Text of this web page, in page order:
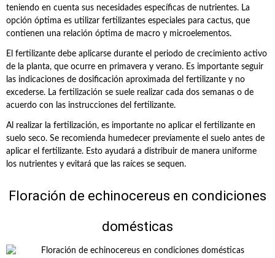
teniendo en cuenta sus necesidades específicas de nutrientes. La
opción óptima es utilizar fertilizantes especiales para cactus, que
contienen una relación óptima de macro y microelementos.
El fertilizante debe aplicarse durante el periodo de crecimiento activo
de la planta, que ocurre en primavera y verano. Es importante seguir
las indicaciones de dosificación aproximada del fertilizante y no
excederse. La fertilización se suele realizar cada dos semanas o de
acuerdo con las instrucciones del fertilizante.
Al realizar la fertilización, es importante no aplicar el fertilizante en
suelo seco. Se recomienda humedecer previamente el suelo antes de
aplicar el fertilizante. Esto ayudará a distribuir de manera uniforme
los nutrientes y evitará que las raíces se sequen.
Floración de echinocereus en condiciones
domésticas